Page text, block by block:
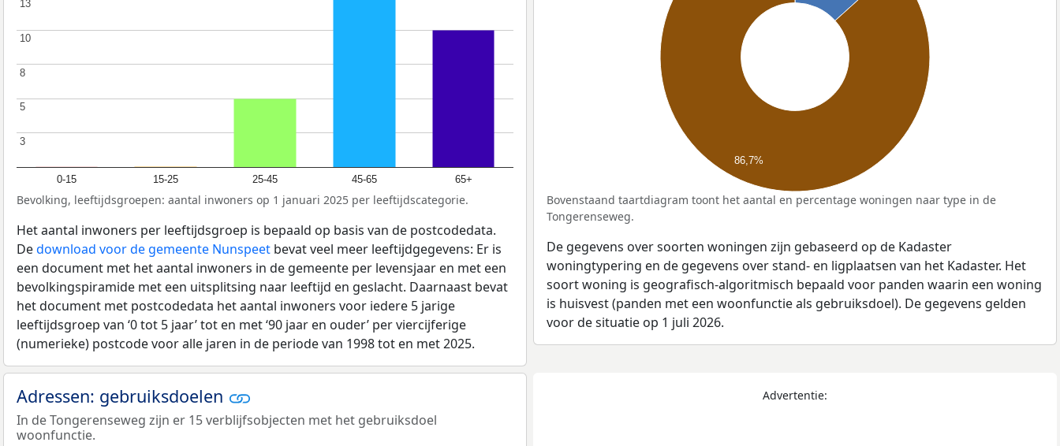
0-15 15-25 25-45 45-65 65+
3
3
5
5
8
8
10
10
13
13
Bevolking, leeftijdsgroepen: aantal inwoners op 1 januari 2025 per leeftijdscategorie.
Het aantal inwoners per leeftijdsgroep is bepaald op basis van de postcodedata.
Dedownload voor de gemeente Nunspeet bevat veel meer leeftijdgegevens: Er is
een document met het aantal inwoners in de gemeente per levensjaar en met een
bevolkingspiramide met een uitsplitsing naar leeftijd en geslacht. Daarnaast bevat
het document met postcodedata het aantal inwoners voor iedere 5 jarige
leeftijdsgroep van ‘0 tot 5 jaar’ tot en met ‘90 jaar en ouder’ per viercijferige
(numerieke) postcode voor alle jaren in de periode van 1998 tot en met 2025.
86,7%
Bovenstaand taartdiagram toont het aantal en percentage woningen naar type in de
Tongerenseweg.
De gegevens over soorten woningen zijn gebaseerd op de Kadaster
woningtypering en de gegevens over stand- en ligplaatsen van het Kadaster. Het
soort woning is geografisch-algoritmisch bepaald voor panden waarin een woning
is huisvest (panden met een woonfunctie als gebruiksdoel). De gegevens gelden
voor de situatie op 1 juli 2026.
Adressen: gebruiksdoelen
In de Tongerenseweg zijn er 15 verblijfsobjecten met het gebruiksdoel
woonfunctie.
Advertentie: